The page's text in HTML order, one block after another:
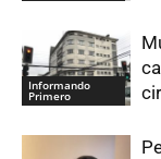
Informando
Primero